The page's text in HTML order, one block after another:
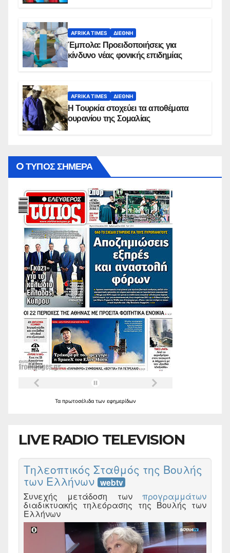
AFRIKA TIMES ΔΙΕΘΝΉ
Έμπολα: Προειδοποιήσεις για
κίνδυνο νέας φονικής επιδημίας
AFRIKA TIMES ΔΙΕΘΝΉ
Η Τουρκία στοχεύει τα αποθέματα
ουρανίου της Σομαλίας
O ΤΥΠΟΣ ΣΗΜΕΡΑ
Τα πρωτοσέλιδα των εφημερίδων
LIVE RADIO TELEVISION